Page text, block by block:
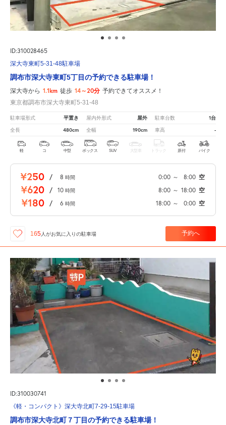
ID:310028465
深大寺東町5-31-48駐車場
調布市深大寺東町5丁目の予約できる駐車場！
深大寺から 1.1km 徒歩 14～20分 予約できてオススメ！
東京都調布市深大寺東町5-31-48
駐車場形式 平置き 屋内外形式 屋外 駐車台数 1台
全長 480cm 全幅 190cm 車高 -
軽 コ 中型 ボックス SUV 大型車 トラック 原付 バイク
¥250 / 8 時間 0:00 ～ 8:00 空
¥620 / 10 時間 8:00 ～ 18:00 空
¥180 / 6 時間 18:00 ～ 0:00 空
165 人がお気に入りの駐車場 予約へ
ID:310030741
《軽・コンパクト》深大寺北町7-29-15駐車場
調布市深大寺北町７丁目の予約できる駐車場！